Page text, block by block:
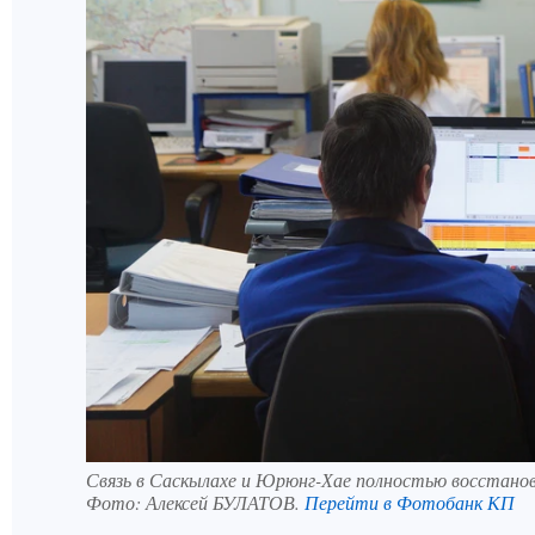
Связь в Саскылахе и Юрюнг-Хае полностью
Фото: Алексей БУЛАТОВ. Перейти в Фотобанк КП